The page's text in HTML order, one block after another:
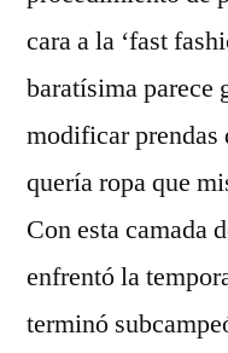
cara a la ‘fast
baratísima parece
modificar prendas
quería ropa que
Con esta camada
enfrentó la
terminó